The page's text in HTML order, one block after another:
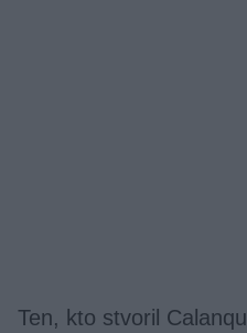
Ten, kto stvoril